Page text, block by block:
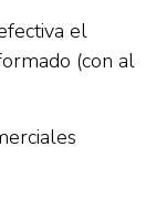
el
(con al